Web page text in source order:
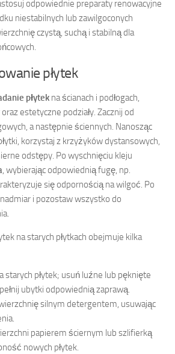
odpowiednie preparaty renowacyjne
niestabilnych lub zawilgoconych
czystą, suchą i stabilną dla
płytek
płytek na ścianach i podłogach,
estetyczne podziały. Zacznij od
a następnie ściennych. Nanosząc
korzystaj z krzyżyków dystansowych,
odstępy. Po wyschnięciu kleju
, wybierając odpowiednią fugę, np.
się odpornością na wilgoć. Po
i pozostaw wszystko do
na starych płytkach obejmuje kilka
starych płytek; usuń luźne lub pęknięte
ubytki odpowiednią zaprawą.
silnym detergentem, usuwając
papierem ściernym lub szlifierką
nowych płytek.